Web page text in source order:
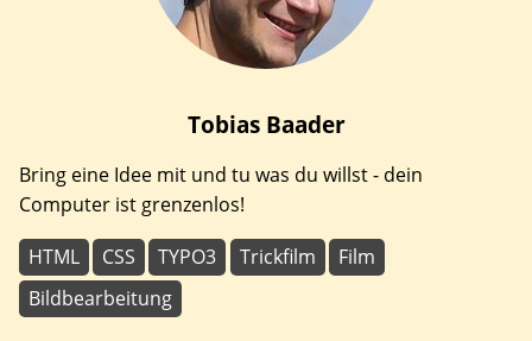
Tobias Baader
Bring eine Idee mit und tu was du willst - dein
Computer ist grenzenlos!
HTML CSS TYPO3 Trickfilm
Film
Bildbearbeitung